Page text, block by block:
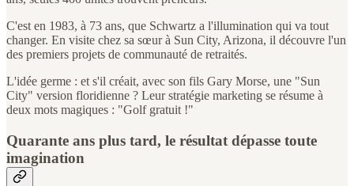
C'est en 1983, à 73 ans, que Schwartz a l'illumination qui va tout
changer. En visite chez sa sœur à Sun City, Arizona, il découvre l'un
des premiers projets de communauté de retraités.
L'idée germe : et s'il créait, avec son fils Gary Morse, une "Sun
City" version floridienne ? Leur stratégie marketing se résume à
deux mots magiques : "Golf gratuit !"
Quarante ans plus tard, le résultat dépasse toute
imagination